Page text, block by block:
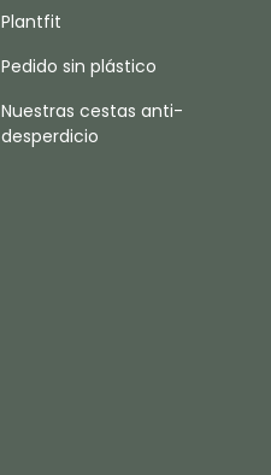
Plantfit
Pedido sin plástico
Nuestras cestas anti-
desperdicio